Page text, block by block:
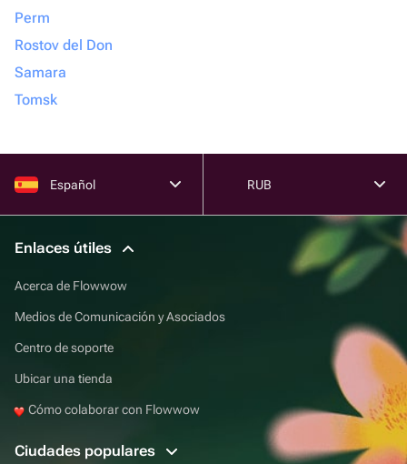
Perm
Rostov del Don
Samara
Tomsk
Español RUB
Enlaces útiles
Acerca de Flowwow
Medios de Comunicación y Asociados
Centro de soporte
Ubicar una tienda
Cómo colaborar con Flowwow
Ciudades populares